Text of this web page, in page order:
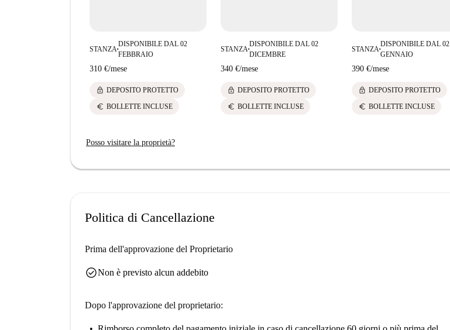
STANZA ■
DISPONIBILE DAL 02
FEBBRAIO
310 €/mese
lock DEPOSITO PROTETTO
euro BOLLETTE INCLUSE
STANZA ■
DISPONIBILE DAL 02
DICEMBRE
340 €/mese
lock DEPOSITO PROTETTO
euro BOLLETTE INCLUSE
STANZA ■
DISPONIBILE DAL 02
GENNAIO
390 €/mese
lock DEPOSITO PROTETTO
euro BOLLETTE INCLUSE
Posso visitare la proprietà?
Politica di Cancellazione
Prima dell'approvazione del Proprietario
check_circleNon è previsto alcun addebito
Dopo l'approvazione del proprietario: